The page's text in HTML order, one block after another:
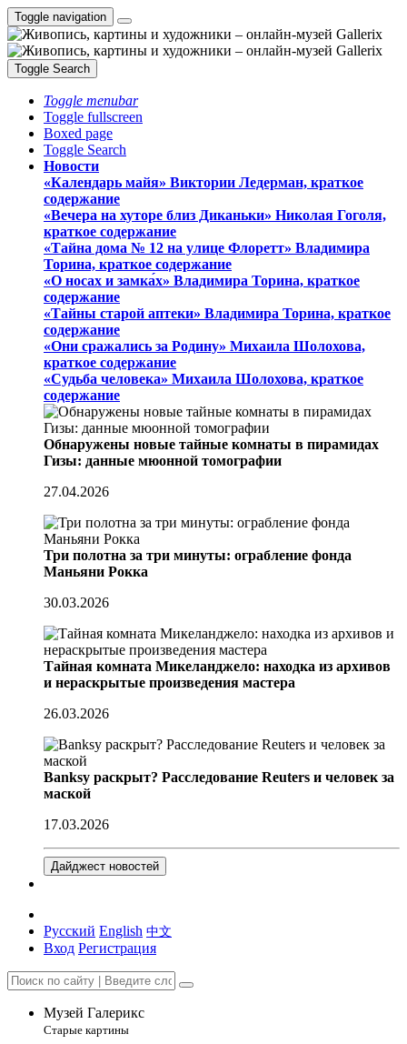
Toggle navigation
Toggle Search
Toggle menubar
Toggle fullscreen
Boxed page
Toggle Search
Новости
«Календарь майя» Виктории Ледерман, краткое
содержание
«Вечера на хуторе близ Диканьки» Николая Гоголя,
краткое содержание
«Тайна дома № 12 на улице Флоретт» Владимира
Торина, краткое содержание
«О носах и замка́х» Владимира Торина, краткое
содержание
«Тайны старой аптеки» Владимира Торина, краткое
содержание
«Они сражались за Родину» Михаила Шолохова,
краткое содержание
«Судьба человека» Михаила Шолохова, краткое
содержание
Обнаружены новые тайные комнаты в пирамидах
Гизы: данные мюонной томографии
27.04.2026
Три полотна за три минуты: ограбление фонда
Маньяни Рокка
30.03.2026
Тайная комната Микеланджело: находка из архивов
и нераскрытые произведения мастера
26.03.2026
Banksy раскрыт? Расследование Reuters и человек за
маской
17.03.2026
Дайджест новостей
Русский English 中文
Вход Регистрация
Музей Галерикс
Старые картины